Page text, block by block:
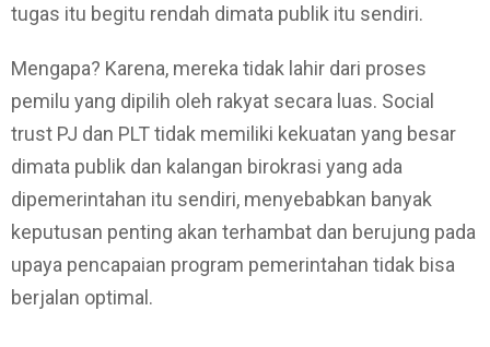
tugas itu begitu rendah dimata publik itu sendiri.
Mengapa? Karena, mereka tidak lahir dari proses
pemilu yang dipilih oleh rakyat secara luas. Social
trust PJ dan PLT tidak memiliki kekuatan yang besar
dimata publik dan kalangan birokrasi yang ada
dipemerintahan itu sendiri, menyebabkan banyak
keputusan penting akan terhambat dan berujung pada
upaya pencapaian program pemerintahan tidak bisa
berjalan optimal.